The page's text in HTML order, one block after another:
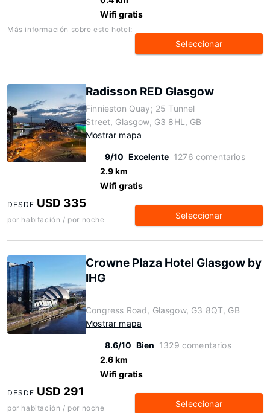
Wifi gratis
Más información sobre este hotel:
Seleccionar
Radisson RED Glasgow
Finnieston Quay; 25 Tunnel
Street, Glasgow, G3 8HL, GB
Mostrar mapa
9/10 Excelente 1276 comentarios
2.9 km
Wifi gratis
DESDE USD 335
por habitación / por noche Seleccionar
Crowne Plaza Hotel Glasgow by
IHG
Congress Road, Glasgow, G3 8QT, GB
Mostrar mapa
8.6/10 Bien 1329 comentarios
2.6 km
Wifi gratis
DESDE USD 291
por habitación / por noche Seleccionar